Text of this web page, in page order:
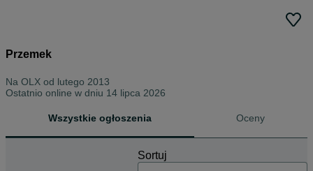
Przemek
Na OLX od lutego 2013
Ostatnio online w dniu 14 lipca 2026
Wszystkie ogłoszenia Oceny
Sortuj